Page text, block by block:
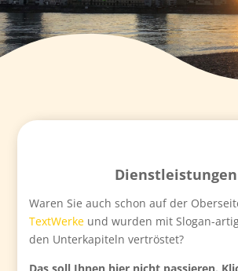
Dienstleistungen
Waren Sie auch schon auf der
TextWerke und wurden mit Slogan-
den Unterkapiteln vertröstet?